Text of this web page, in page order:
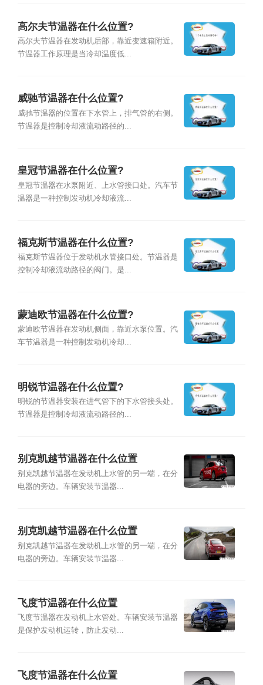
高尔夫节温器在什么位置?
高尔夫节温器在发动机后部，靠近变速箱附近。
节温器工作原理是当冷却温度低...
威驰节温器在什么位置?
威驰节温器的位置在下水管上，排气管的右侧。
节温器是控制冷却液流动路径的...
皇冠节温器在什么位置?
皇冠节温器在水泵附近、上水管接口处。汽车节
温器是一种控制发动机冷却液流...
福克斯节温器在什么位置?
福克斯节温器位于发动机水管接口处。节温器是
控制冷却液流动路径的阀门。是...
蒙迪欧节温器在什么位置?
蒙迪欧节温器在发动机侧面，靠近水泵位置。汽
车节温器是一种控制发动机冷却...
明锐节温器在什么位置?
明锐的节温器安装在进气管下的下水管接头处。
节温器是控制冷却液流动路径的...
别克凯越节温器在什么位置
别克凯越节温器在发动机上水管的另一端，在分
电器的旁边。车辆安装节温器...
别克凯越节温器在什么位置
别克凯越节温器在发动机上水管的另一端，在分
电器的旁边。车辆安装节温器...
飞度节温器在什么位置
飞度节温器在发动机上水管处。车辆安装节温器
是保护发动机运转，防止发动...
飞度节温器在什么位置